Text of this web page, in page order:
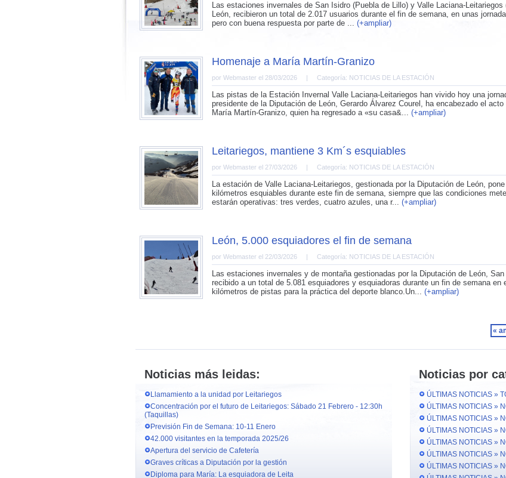
Las estaciones invernales de San Isidro (Puebla de Lillo) y Valle Laciana-
León, recibieron un total de 2.017 usuarios durante el fin de semana, en unas
pero con buena respuesta por parte de ... (+ampliar)
Homenaje a María Martín-Granizo
por Webmaster el 28/03/2026 | Categoría: NOTICIAS DE LA ESTACIÓN
Las pistas de la Estación Invernal Valle Laciana-Leitariegos han vivido hoy una
presidente de la Diputación de León, Gerardo Álvarez Courel, ha encabezado el
María Martín-Granizo, quien ha regresado a «su casa&... (+ampliar)
Leitariegos, mantiene 3 Km´s esquiables
por Webmaster el 27/03/2026 | Categoría: NOTICIAS DE LA ESTACIÓN
La estación de Valle Laciana-Leitariegos, gestionada por la Diputación de León,
kilómetros esquiables durante este fin de semana, siempre que las condiciones
estarán operativas: tres verdes, cuatro azules, una r... (+ampliar)
León, 5.000 esquiadores el fin de semana
por Webmaster el 22/03/2026 | Categoría: NOTICIAS DE LA ESTACIÓN
Las estaciones invernales y de montaña gestionadas por la Diputación de León,
recibido a un total de 5.081 esquiadores y esquiadoras durante un fin de semana
kilómetros de pistas para la práctica del deporte blanco.Un... (+ampliar)
«
Noticias más leidas:
Llamamiento a la unidad por Leitariegos
Concentración por el futuro de Leitariegos: Sábado 21 Febrero - 12:30h
(Taquillas)
Previsión Fin de Semana: 10-11 Enero
42.000 visitantes en la temporada 2025/26
Apertura del servicio de Cafetería
Graves críticas a Diputación por la gestión
Diploma para María: La esquiadora de Leita
Noticias por
ÚLTIMAS NOTICIAS »
ÚLTIMAS NOTICIAS »
ÚLTIMAS NOTICIAS »
ÚLTIMAS NOTICIAS »
ÚLTIMAS NOTICIAS »
ÚLTIMAS NOTICIAS »
ÚLTIMAS NOTICIAS »